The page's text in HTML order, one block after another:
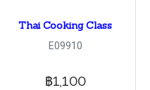
Thai Cooking Class
E09910
฿1,100